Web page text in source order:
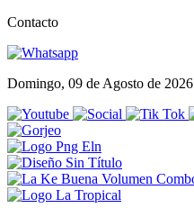
Contacto
Domingo, 09 de Agosto de 2026